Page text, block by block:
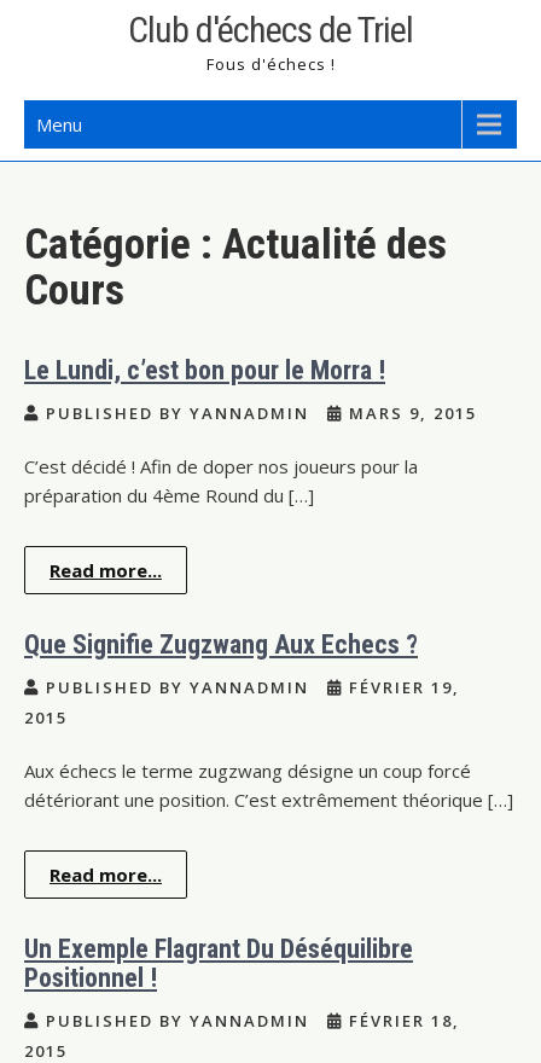
Club d'échecs de Triel
Fous d'échecs !
Menu
Catégorie : Actualité des
Cours
Le Lundi, c’est bon pour le Morra !
PUBLISHED BY YANNADMIN MARS 9, 2015
C’est décidé ! Afin de doper nos joueurs pour la
préparation du 4ème Round du […]
Read more...
Que Signifie Zugzwang Aux Echecs ?
PUBLISHED BY YANNADMIN
FÉVRIER 19,
2015
Aux échecs le terme zugzwang désigne un coup forcé
détériorant une position. C’est extrêmement théorique […]
Read more...
Un Exemple Flagrant Du Déséquilibre
Positionnel !
PUBLISHED BY YANNADMIN
FÉVRIER 18,
2015